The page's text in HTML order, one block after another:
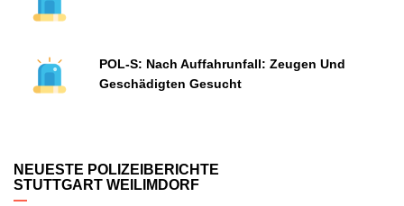
POL-S: Nach Auffahrunfall: Zeugen Und
Geschädigten Gesucht
NEUESTE POLIZEIBERICHTE
STUTTGART WEILIMDORF